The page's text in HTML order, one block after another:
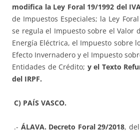
modifica la Ley Foral 19/1992 del
de Impuestos Especiales; la Ley
se regula el Impuesto sobre el Valor
Energía Eléctrica, el Impuesto sobre
Efecto Invernadero y el Impuesto
Entidades de Crédito; y el Texto
del IRPF.
C) PAÍS VASCO.
.- ÁLAVA. Decreto Foral 29/2018,